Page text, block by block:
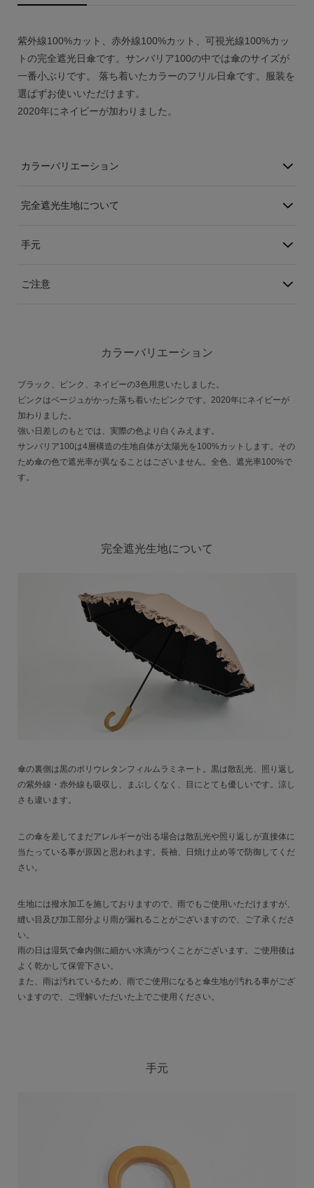
よくあるご質問・お問い合わせ
プライバシーポリシー
サイトポリシー
紫外線100%カット、赤外線100%カット、可視光線100%カッ
トの完全遮光日傘です。サンバリア100の中では傘のサイズが
一番小ぶりです。 落ち着いたカラーのフリル日傘です。服装を
選ばずお使いいただけます。
2020年にネイビーが加わりました。
カラーバリエーション
完全遮光生地について
手元
ご注意
カラーバリエーション
ブラック、ピンク、ネイビーの3色用意いたしました。
ピンクはベージュがかった落ち着いたピンクです。2020年にネイビーが
加わりました。
強い日差しのもとでは、実際の色より白くみえます。
サンバリア100は4層構造の生地自体が太陽光を100%カットします。その
ため傘の色で遮光率が異なることはございません。全色、遮光率100%で
す。
完全遮光生地について
傘の裏側は黒のポリウレタンフィルムラミネート。黒は散乱光、照り返し
の紫外線・赤外線も吸収し、まぶしくなく、目にとても優しいです。涼し
さも違います。
この傘を差してまだアレルギーが出る場合は散乱光や照り返しが直接体に
当たっている事が原因と思われます。長袖、日焼け止め等で防御してくだ
さい。
生地には撥水加工を施しておりますので、雨でもご使用いただけますが、
縫い目及び加工部分より雨が漏れることがございますので、ご了承くださ
い。
雨の日は湿気で傘内側に細かい水滴がつくことがございます。ご使用後は
よく乾かして保管下さい。
また、雨は汚れているため、雨でご使用になると傘生地が汚れる事がござ
いますので、ご理解いただいた上でご使用ください。
手元